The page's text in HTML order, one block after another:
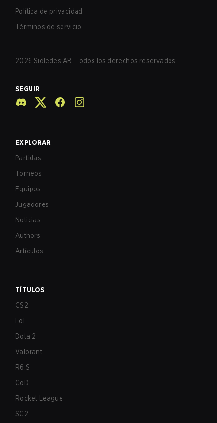
Política de privacidad
Términos de servicio
2026 Sidledes AB. Todos los derechos reservados.
SEGUIR
EXPLORAR
Partidas
Torneos
Equipos
Jugadores
Noticias
Authors
Artículos
TÍTULOS
CS2
LoL
Dota 2
Valorant
R6:S
CoD
Rocket League
SC2